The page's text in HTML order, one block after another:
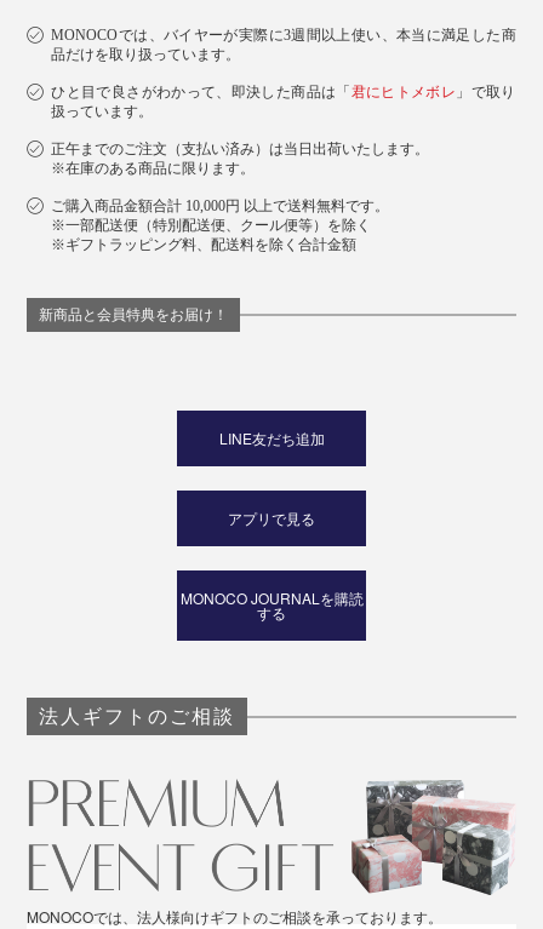
MONOCOでは、バイヤーが実際に3週間以上使い、本当に満足した商
品だけを取り扱っています。
ひと目で良さがわかって、即決した商品は「 君にヒトメボレ 」で取り
扱っています。
正午までのご注文（支払い済み）は当日出荷いたします。
※在庫のある商品に限ります。
ご購入商品金額合計 10,000円 以上で送料無料です。
※一部配送便（特別配送便、クール便等）を除く
※ギフトラッピング料、配送料を除く合計金額
新商品と会員特典をお届け！
LINE友だち追加
アプリで見る
MONOCO JOURNALを購読
する
法人ギフトのご相談
MONOCOでは、法人様向けギフトのご相談を承っております。